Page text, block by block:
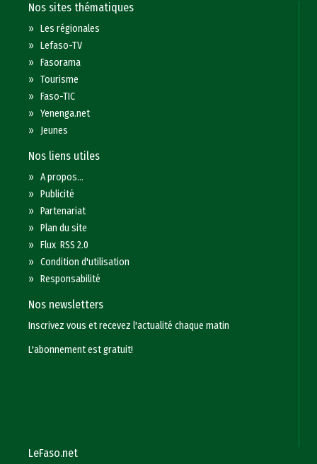
Nos sites thématiques
»Les régionales
»Lefaso-TV
»Fasorama
»Tourisme
»Faso-TIC
»Yenenga.net
» Jeunes
Nos liens utiles
»A propos...
»Publicité
»Partenariat
»Plan du site
»Flux RSS 2.0
»Condition d'utilisation
»Responsabilité
Nos newsletters
Inscrivez vous et recevez l'actualité chaque matin
L'abonnement est gratuit!
LeFaso.net